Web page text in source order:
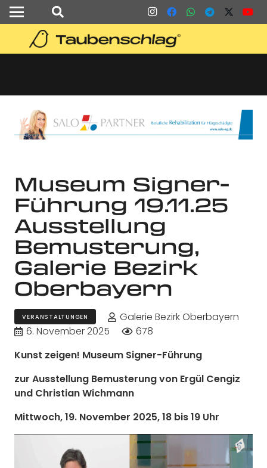
Museum Signer-
Führung 19.11.25
Ausstellung
Bemusterung,
Galerie Bezirk
Oberbayern
VERANSTALTUNGEN
Galerie Bezirk Oberbayern
6. November 2025
678
Kunst zeigen! Museum Signer-Führung
zur Ausstellung Bemusterung von Ergül Cengiz
und Christian Wichmann
Mittwoch, 19. November 2025, 18 bis 19 Uhr